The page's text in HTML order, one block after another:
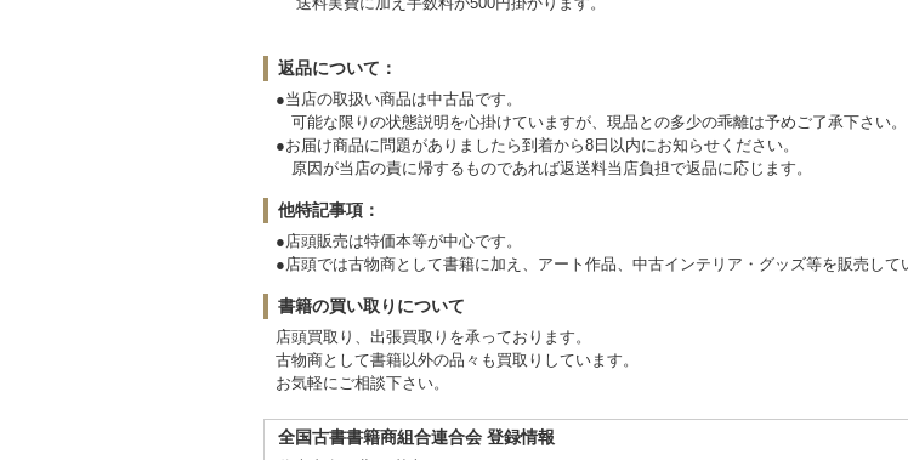
返品について：
●当店の取扱い商品は中古品です。
可能な限りの状態説明を心掛けていますが、現品との多少の乖離は予めご了承下さい
●お届け商品に問題がありましたら到着から8日以内にお知らせください。
原因が当店の責に帰するものであれば返送料当店負担で返品に応じます。
他特記事項：
●店頭販売は特価本等が中心です。
●店頭では古物商として書籍に加え、アート作品、中古インテリア・グッズ等を販売して
書籍の買い取りについて
店頭買取り、出張買取りを承っております。
古物商として書籍以外の品々も買取りしています。
お気軽にご相談下さい。
全国古書書籍商組合連合会 登録情報